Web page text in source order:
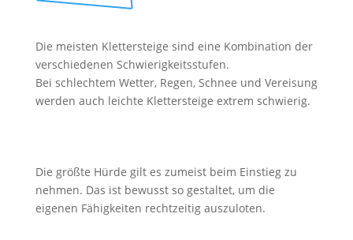
Die meisten Klettersteige sind eine Kombination der
verschiedenen Schwierigkeitsstufen.
Bei schlechtem Wetter, Regen, Schnee und Vereisung
werden auch leichte Klettersteige extrem schwierig.
Die größte Hürde gilt es zumeist beim Einstieg zu
nehmen. Das ist bewusst so gestaltet, um die
eigenen Fähigkeiten rechtzeitig auszuloten.